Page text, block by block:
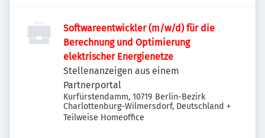
Softwareentwickler (m/w/d) für die
Berechnung und Optimierung
elektrischer Energienetze
Stellenanzeigen aus einem
Partnerportal
Kurfürstendamm, 10719 Berlin-Bezirk
Charlottenburg-Wilmersdorf, Deutschland +
Teilweise Homeoffice